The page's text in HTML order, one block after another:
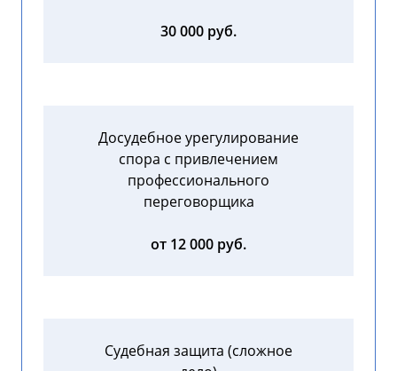
30 000 руб.
Досудебное урегулирование
спора с привлечением
профессионального
переговорщика
от 12 000 руб.
Судебная защита (сложное